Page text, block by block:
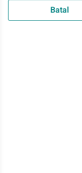
Batal